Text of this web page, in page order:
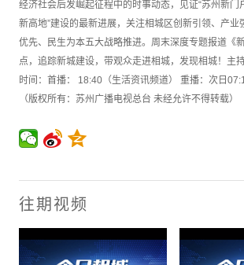
经济社会后发崛起征程中的时事动态，见证“苏州新门
新高地”建设的最新进展，关注相城区创新引领、产业
优先、民生为本五大战略推进。周末深度专题报道《
点，追踪新城建设，带观众走进相城，发现相城！主
时间：首播： 18:40（生活资讯频道） 重播：次日
（版权所有：苏州广播电视总台 未经允许不得转载）
往期视频